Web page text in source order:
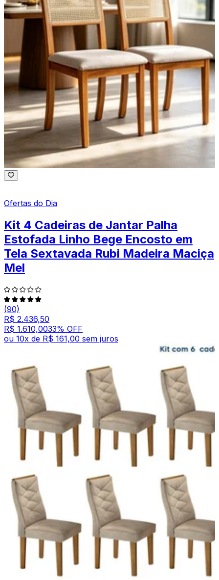
Ofertas do Dia
Kit 4 Cadeiras de Jantar Palha
Estofada Linho Bege Encosto em
Tela Sextavada Rubi Madeira Maciça
Mel
(90)
R$ 2.436,50
R$ 1.610,0033% OFF
ou 10x de R$ 161,00 sem juros